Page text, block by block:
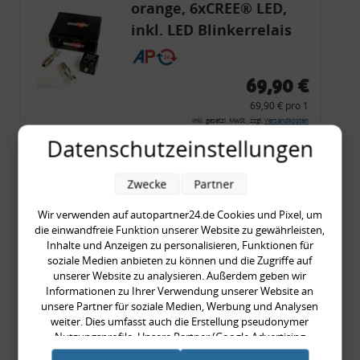
orange, 6xCREE® LED,
inkl. LED Blinkerrelais
CF 14
69,90 €
69,90 € pro 1
inkl. gesetzl. MwSt., zzgl. Versandkosten
Merkzettel
Zum Artikel
Rückleuchtenband mit
Blinker, rot, US-Ecken,
Audi 80 Cabrio, Typ 89,
OE-Nr.: 8G0945225 +
8G0945225C
999,99 €
Datenschutzeinstellungen
Wir verwenden auf autopartner24.de Cookies und Pixel, um
die einwandfreie Funktion unserer Website zu gewährleisten,
Inhalte und Anzeigen zu personalisieren, Funktionen für
soziale Medien anbieten zu können und die Zugriffe auf
unserer Website zu analysieren. Außerdem geben wir
Informationen zu Ihrer Verwendung unserer Website an
unsere Partner für soziale Medien, Werbung und Analysen
weiter. Dies umfasst auch die Erstellung pseudonymer
Nutzungsprofile. Unsere Partner (Google Advertising
Products) führen diese Informationen möglicherweise mit
Zwecke Partner